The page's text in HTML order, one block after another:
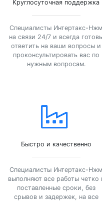
Круглосуточная поддержка
Специалисты Интертакс-Нжм
на связи 24/7 и всегда
ответить на ваши вопросы и
проконсультировать вас по
нужным вопросам.
Быстро и качественно
Специалисты Интертакс-Нжм
выполняют все работы четко
поставленные сроки, без
срывов и задержек, на все